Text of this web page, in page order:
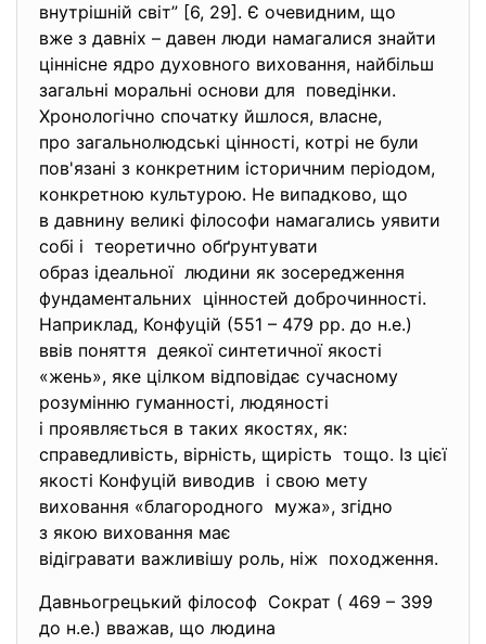
внутрішній світ” [6, 29]. Є очевидним, що
вже з давніх – давен люди намагалися знайти
ціннісне ядро духовного виховання, найбільш
загальні моральні основи для поведінки.
Хронологічно спочатку йшлося, власне,
про загальнолюдські цінності, котрі не були
пов'язані з конкретним історичним періодом,
конкретною культурою. Не випадково, що
в давнину великі філософи намагались уявити
собі і теоретично обґрунтувати
образ ідеальної людини як зосередження
фундаментальних цінностей доброчинності.
Наприклад, Конфуцій (551 – 479 рр. до н.е.)
ввів поняття деякої синтетичної якості
«жень», яке цілком відповідає сучасному
розумінню гуманності, людяності
і проявляється в таких якостях, як:
справедливість, вірність, щирість тощо. Із цієї
якості Конфуцій виводив і свою мету
виховання «благородного мужа», згідно
з якою виховання має
відігравати важливішу роль, ніж походження.
Давньогрецький філософ Сократ ( 469 – 399
до н.е.) вважав, що людина